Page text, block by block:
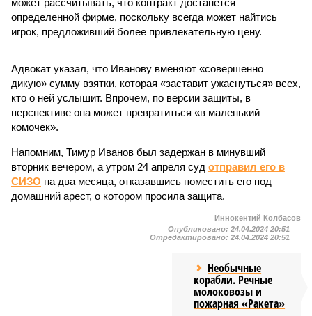
может рассчитывать, что контракт достанется
определенной фирме, поскольку всегда может найтись
игрок, предложивший более привлекательную цену.
Адвокат указал, что Иванову вменяют «совершенно
дикую» сумму взятки, которая «заставит ужаснуться» всех,
кто о ней услышит. Впрочем, по версии защиты, в
перспективе она может превратиться «в маленький
комочек».
Напомним, Тимур Иванов был задержан в минувший
вторник вечером, а утром 24 апреля суд отправил его в
СИЗО на два месяца, отказавшись поместить его под
домашний арест, о котором просила защита.
Иннокентий Колбасов
Опубликовано: 24.04.2024 20:51
Отредактировано: 24.04.2024 20:51
Необычные
корабли. Речные
молоковозы и
пожарная «Ракета»